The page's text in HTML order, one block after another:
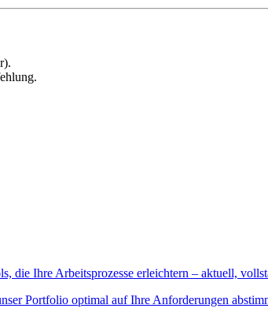
die Ihre Arbeitsprozesse erleichtern – aktuell,
Portfolio optimal auf Ihre Anforderungen